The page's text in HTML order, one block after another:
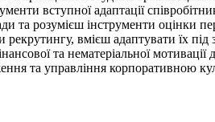
вступної адаптації
та розумієш інструменти оцінки
вмієш адаптувати їх під
та нематеріальної мотивації
та управління корпоративною